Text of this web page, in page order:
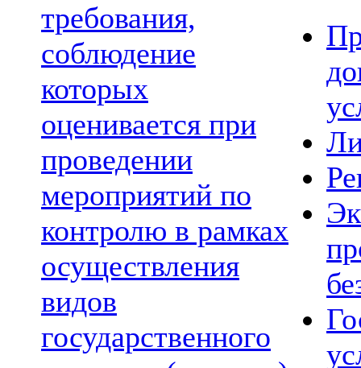
требования,
соблюдение
которых
оценивается при
проведении
мероприятий по
контролю в рамках
осуществления
видов
государственного